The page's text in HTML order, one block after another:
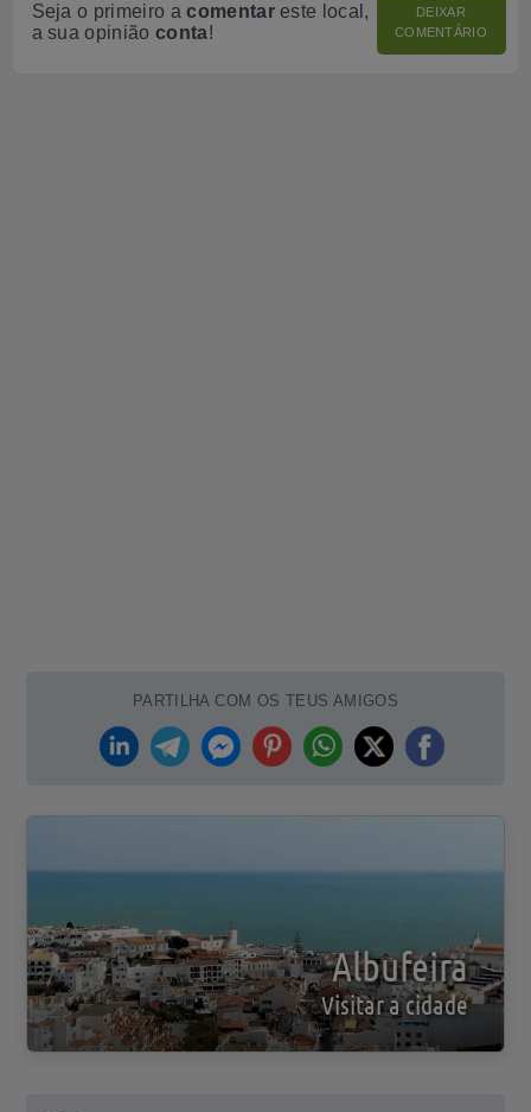
Seja o primeiro acomentareste local,
a sua opinião conta!
DEIXAR
COMENTÁRIO
PARTILHA COM OS TEUS AMIGOS
Albufeira
Visitar a cidade